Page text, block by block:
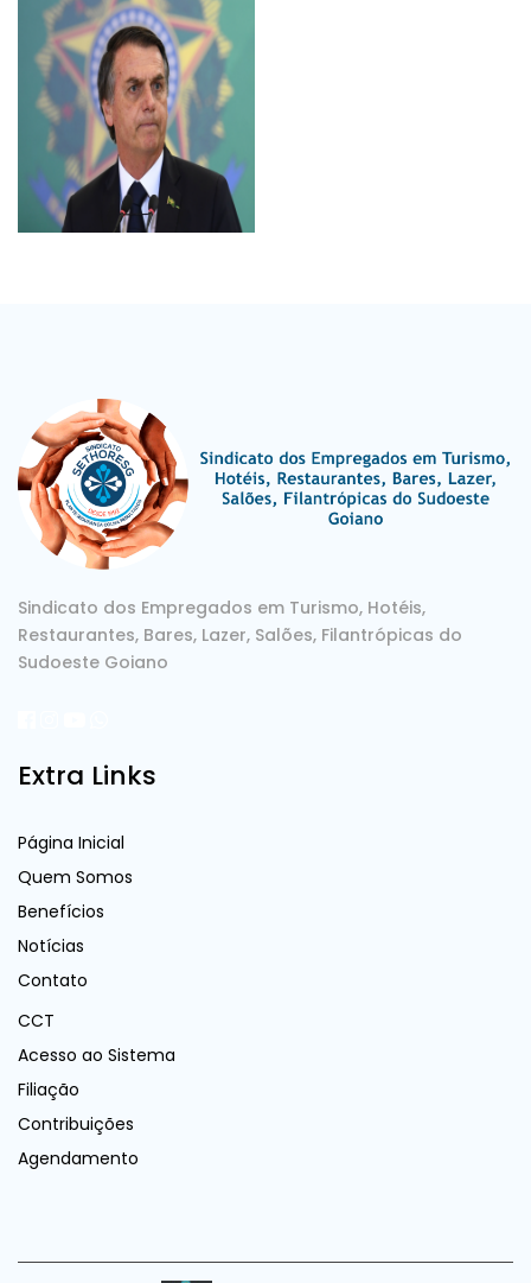
Sindicato dos Empregados em Turismo, Hotéis,
Restaurantes, Bares, Lazer, Salões, Filantrópicas do
Sudoeste Goiano
Extra Links
Página Inicial
Quem Somos
Benefícios
Notícias
Contato
CCT
Acesso ao Sistema
Filiação
Contribuições
Agendamento